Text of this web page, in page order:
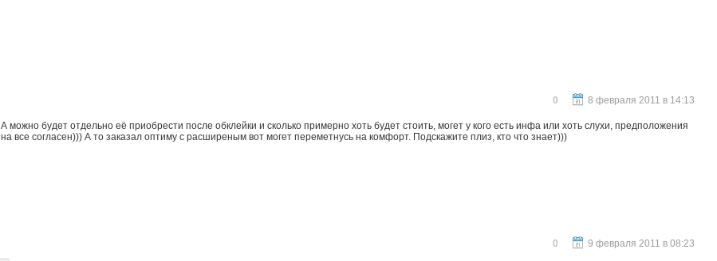
8 февраля 2011 в 14:13
0
А можно будет отдельно её приобрести после обклейки и сколько примерно хоть будет стоить, могет у кого есть инфа или хоть слухи, предположения
на все согласен))) А то заказал оптиму с расширеным вот могет переметнусь на комфорт. Подскажите плиз, кто что знает)))
9 февраля 2011 в 08:23
0